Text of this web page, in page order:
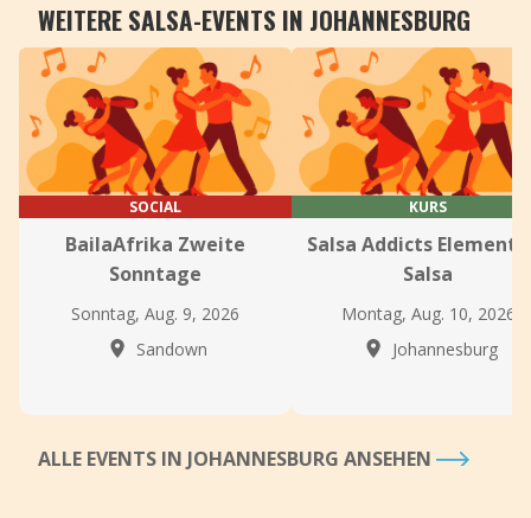
WEITERE SALSA-EVENTS IN JOHANNESBURG
SOCIAL
BailaAfrika Zweite
Sonntage
Sonntag, Aug. 9, 2026
Sandown
KURS
Salsa Addicts
Salsa
Montag, Aug. 10, 2026
Johannesburg
ALLE EVENTS IN JOHANNESBURG ANSEHEN